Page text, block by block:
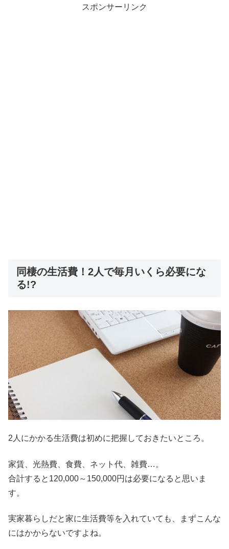
スポンサーリンク
同棲の生活費！2人で毎月いくら必要にな
る!?
2人にかかる生活費は初めに把握しておきたいところ。
家賃、光熱費、食費、ネット代、雑費…。
合計すると120,000～150,000円は必要になると思いま
す。
実家暮らしだと家に生活費等を入れていても、まずこんな
にはかからないですよね。